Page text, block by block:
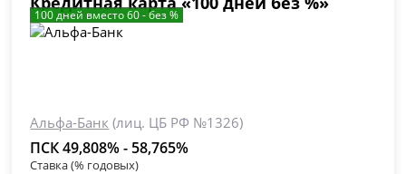
100 дней вместо 60 - без %
Альфа-Банк (лиц. ЦБ РФ №1326)
ПСК 49,808% - 58,765%
Ставка (% годовых)